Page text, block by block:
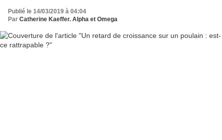
Publié le 14/03/2019 à 04:04
Par Catherine Kaeffer. Alpha et Omega